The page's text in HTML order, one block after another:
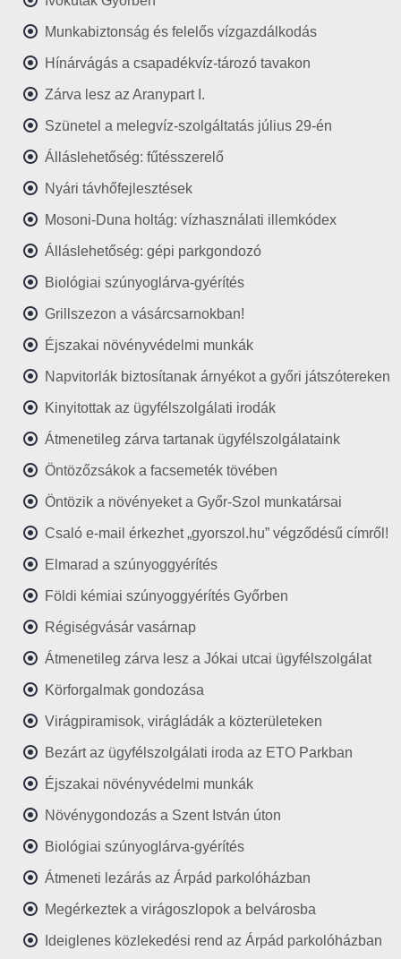
Munkabiztonság és felelős vízgazdálkodás
Hínárvágás a csapadékvíz-tározó tavakon
Zárva lesz az Aranypart I.
Szünetel a melegvíz-szolgáltatás július 29-én
Álláslehetőség: fűtésszerelő
Nyári távhőfejlesztések
Mosoni-Duna holtág: vízhasználati illemkódex
Álláslehetőség: gépi parkgondozó
Biológiai szúnyoglárva-gyérítés
Grillszezon a vásárcsarnokban!
Éjszakai növényvédelmi munkák
Napvitorlák biztosítanak árnyékot a győri játszótereken
Kinyitottak az ügyfélszolgálati irodák
Átmenetileg zárva tartanak ügyfélszolgálataink
Öntözőzsákok a facsemeték tövében
Öntözik a növényeket a Győr-Szol munkatársai
Csaló e-mail érkezhet „gyorszol.hu” végződésű címről!
Elmarad a szúnyoggyérítés
Földi kémiai szúnyoggyérítés Győrben
Régiségvásár vasárnap
Átmenetileg zárva lesz a Jókai utcai ügyfélszolgálat
Körforgalmak gondozása
Virágpiramisok, virágládák a közterületeken
Bezárt az ügyfélszolgálati iroda az ETO Parkban
Éjszakai növényvédelmi munkák
Növénygondozás a Szent István úton
Biológiai szúnyoglárva-gyérítés
Átmeneti lezárás az Árpád parkolóházban
Megérkeztek a virágoszlopok a belvárosba
Ideiglenes közlekedési rend az Árpád parkolóházban